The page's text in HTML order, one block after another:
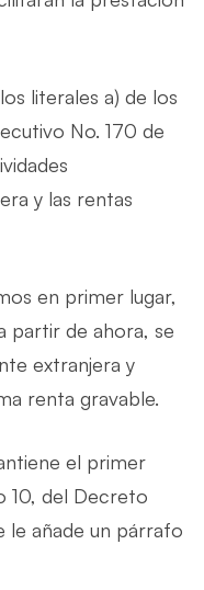
literales a) de los
No. 170 de
y las rentas
en primer lugar,
partir de ahora, se
extranjera y
renta gravable.
el primer
10, del Decreto
le añade un párrafo